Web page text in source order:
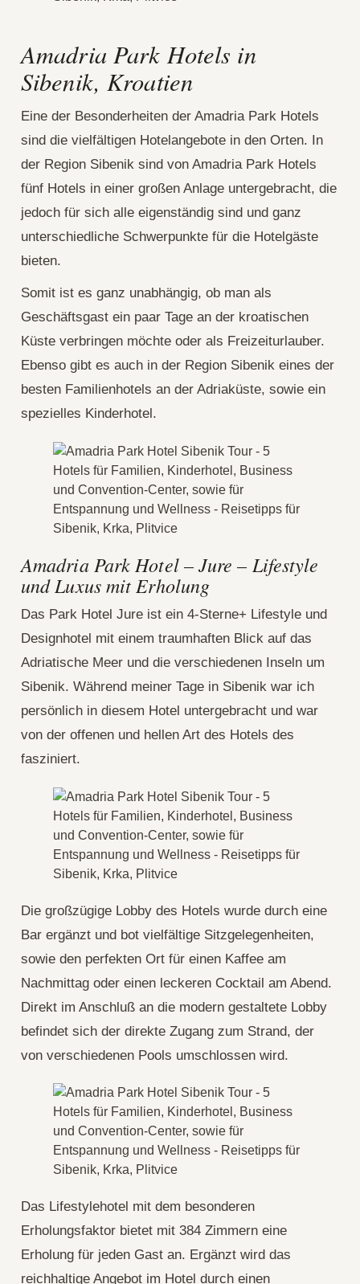
Amadria Park Hotels in
Sibenik, Kroatien
Eine der Besonderheiten der Amadria Park Hotels
sind die vielfältigen Hotelangebote in den Orten. In
der Region Sibenik sind von Amadria Park Hotels
fünf Hotels in einer großen Anlage untergebracht, die
jedoch für sich alle eigenständig sind und ganz
unterschiedliche Schwerpunkte für die Hotelgäste
bieten.
Somit ist es ganz unabhängig, ob man als
Geschäftsgast ein paar Tage an der kroatischen
Küste verbringen möchte oder als Freizeiturlauber.
Ebenso gibt es auch in der Region Sibenik eines der
besten Familienhotels an der Adriaküste, sowie ein
spezielles Kinderhotel.
Amadria Park Hotel – Jure – Lifestyle
und Luxus mit Erholung
Das Park Hotel Jure ist ein 4-Sterne+ Lifestyle und
Designhotel mit einem traumhaften Blick auf das
Adriatische Meer und die verschiedenen Inseln um
Sibenik. Während meiner Tage in Sibenik war ich
persönlich in diesem Hotel untergebracht und war
von der offenen und hellen Art des Hotels des
fasziniert.
Die großzügige Lobby des Hotels wurde durch eine
Bar ergänzt und bot vielfältige Sitzgelegenheiten,
sowie den perfekten Ort für einen Kaffee am
Nachmittag oder einen leckeren Cocktail am Abend.
Direkt im Anschluß an die modern gestaltete Lobby
befindet sich der direkte Zugang zum Strand, der
von verschiedenen Pools umschlossen wird.
Das Lifestylehotel mit dem besonderen
Erholungsfaktor bietet mit 384 Zimmern eine
Erholung für jeden Gast an. Ergänzt wird das
reichhaltige Angebot im Hotel durch einen